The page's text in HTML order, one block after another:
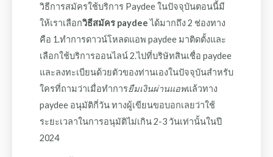
วิธีการสมัครใช้บริการ Paydee ในปัจจุบันตอนนี้มี
ให้เราเลือกวิธีสมัคร paydeeได้มากถึง 2 ช่องทาง
คือ 1.ทำการดาวน์โหลดแอพ paydee มาติดตั้งและ
เลือกใช้บริการออนไลน์ 2.ไปที่บริษัทสินเชื่อ paydee
และลงทะเบียนด้วยตัวของท่านเองในปัจจุบันสำหรับ
ใครที่ถามว่าเมื่อทำการยืมเงินผ่านแอพแล้วทาง
paydee อนุมัติกี่วัน ทางผู้เขียนขอบอกเลยว่าใช้
ระยะเวลาในการอนุมัติไม่เกิน 2-3 วันเท่านั้นในปี
2024